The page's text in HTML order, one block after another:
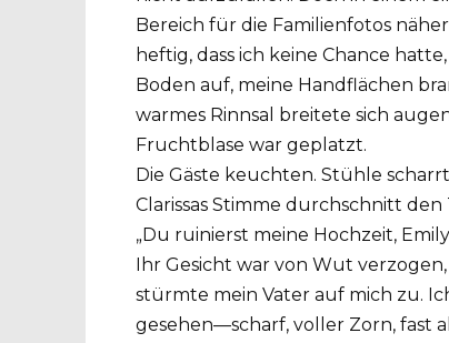
Bereich für die Familienfotos
heftig, dass ich keine Chance
Boden auf, meine Handflächen
warmes Rinnsal breitete sich
Fruchtblase war geplatzt.
Die Gäste keuchten. Stühle
Clarissas Stimme durchschnitt
„Du ruinierst meine Hochzeit,
Ihr Gesicht war von Wut
stürmte mein Vater auf mich zu.
gesehen—scharf, voller Zorn, fast